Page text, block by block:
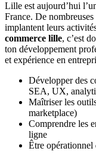
Lille est aujourd’hui
France. De
implantent leurs
commerce lille, c’est
ton développement
et expérience en
Développer des
SEA, UX,
Maîtriser les
marketplace)
Comprendre les
ligne
Être opérationnel